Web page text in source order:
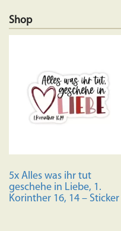
Shop
5x Alles was ihr tut
geschehe in Liebe, 1.
Korinther 16, 14 – Sticker